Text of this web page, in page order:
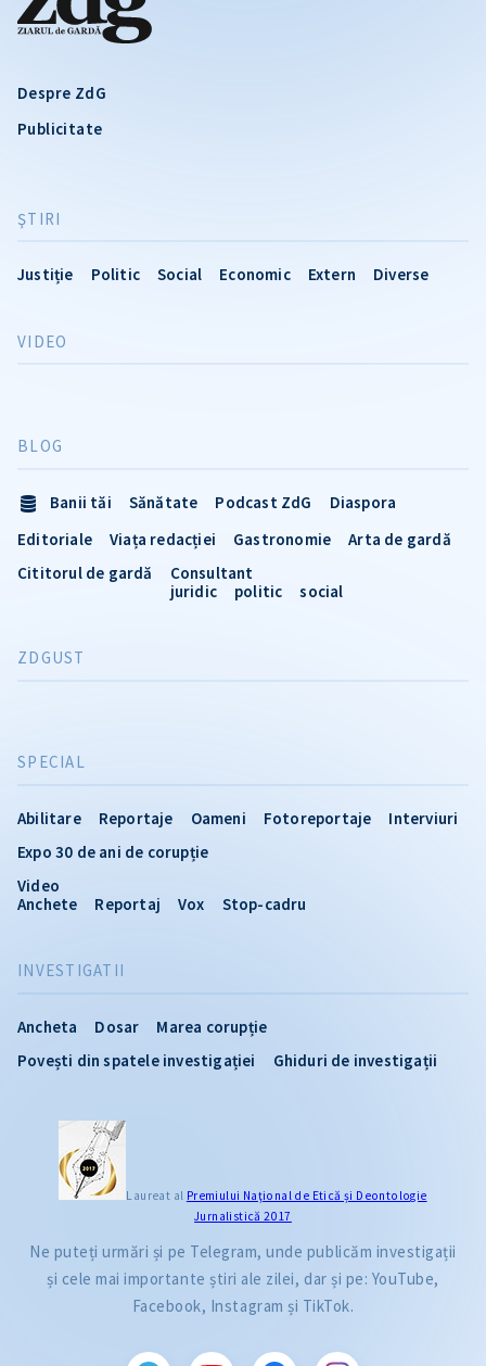
Despre ZdG
Publicitate
ŞTIRI
Justiție Politic Social Economic Extern Diverse
INVESTIGATII
Ancheta Dosar
Marea corupție
Povești din spatele investigației
Ghiduri de investigații
VIDEO
SPECIAL
Abilitare Reportaje Oameni Fotoreportaje
Interviuri
Expo 30 de ani de corupție
Video
Anchete
Reportaj Vox Stop-cadru
BLOG
Banii tăi Sănătate Podcast ZdG
Diaspora
Editoriale
Viața redacției Gastronomie
Arta de gardă
Cititorul de gardă
Consultant
juridic
politic social
ZDGUST
Laureat al Premiului Naţional de Etică și Deontologie
Jurnalistică 2017
Ne puteți urmări și pe Telegram, unde publicăm investigații
și cele mai importante știri ale zilei, dar și pe: YouTube,
Facebook, Instagram și TikTok.